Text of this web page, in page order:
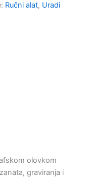
Ručni alat, Uradi
olovkom
graviranja i